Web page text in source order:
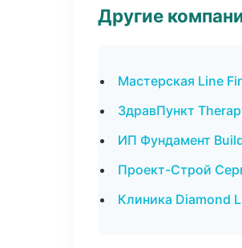
Другие
Мастерская Line
ЗдравПункт
ИП Фундамент
Проект-Строй
Клиника Diamond